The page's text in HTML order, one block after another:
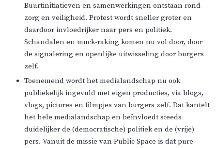
Buurtinitiatieven en samenwerkingen ontstaan rond
zorg en veiligheid. Protest wordt sneller groter en
daardoor invloedrijker naar pers en politiek.
Schandalen en muck-raking komen nu vol door, door
de signalering en openlijke uitwisseling door burgers
zelf.
Toenemend wordt het medialandschap nu ook
publiekelijk ingevuld met eigen producties, via blogs,
vlogs, pictures en filmpjes van burgers zelf. Dat kantelt
het hele medialandschap en beïnvloedt steeds
duidelijker de (democratische) politiek en de (vrije)
pers. Vanuit de missie van Public Space is dat pure